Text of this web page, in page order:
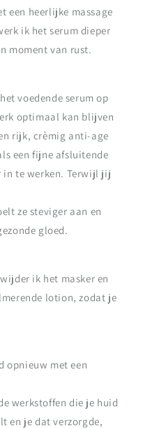
een heerlijke massage
ik het serum dieper
moment van rust.
voedende serum op
optimaal kan blijven
rijk, crèmig anti-age
een fijne afsluitende
in te werken. Terwijl jij
ze steviger aan en
gloed.
ik het masker en
lotion, zodat je
opnieuw met een
werkstoffen die je huid
en je dat verzorgde,